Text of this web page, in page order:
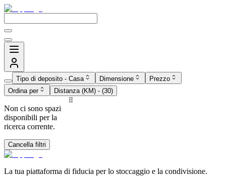
Tipo di deposito - Casa Dimensione
Prezzo
Ordina per
Distanza (KM) - (30)
Non ci sono spazi
disponibili per la
ricerca corrente.
Cancella filtri
La tua piattaforma di fiducia per lo stoccaggio e la condivisione.